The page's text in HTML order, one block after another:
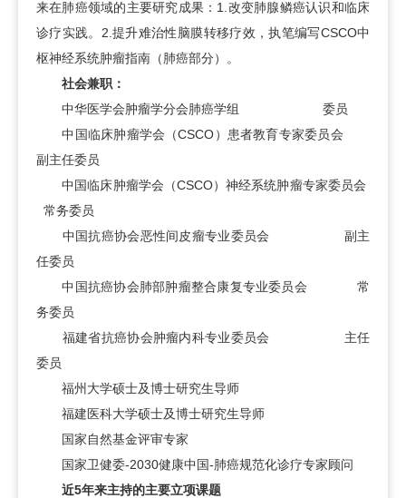
来在肺癌领域的主要研究成果：1.改变肺腺鳞癌认识和临床
诊疗实践。2.提升难治性脑膜转移疗效，执笔编写CSCO中
枢神经系统肿瘤指南（肺癌部分）。
社会兼职：
中华医学会肿瘤学分会肺癌学组 委员
中国临床肿瘤学会（CSCO）患者教育专家委员会
副主任委员
中国临床肿瘤学会（CSCO）神经系统肿瘤专家委员会
常务委员
中国抗癌协会恶性间皮瘤专业委员会 副主
任委员
中国抗癌协会肺部肿瘤整合康复专业委员会 常
务委员
福建省抗癌协会肿瘤内科专业委员会 主任
委员
福州大学硕士及博士研究生导师
福建医科大学硕士及博士研究生导师
国家自然基金评审专家
国家卫健委-2030健康中国-肺癌规范化诊疗专家顾问
近5年来主持的主要立项课题